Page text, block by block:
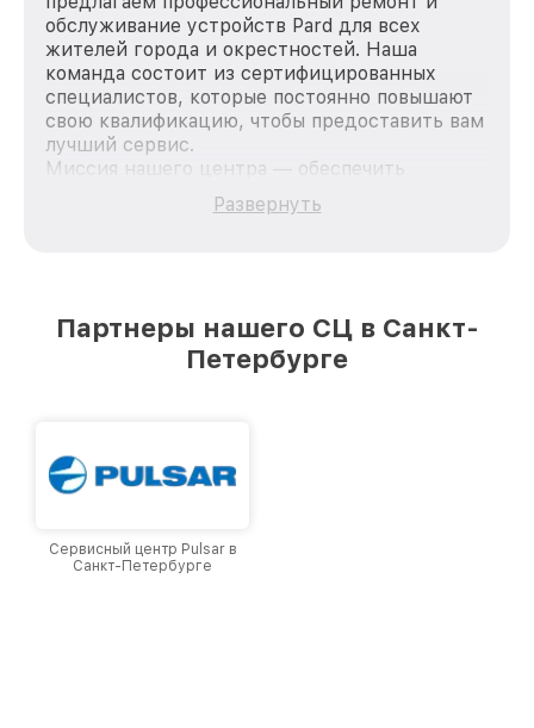
обслуживание устройств Pard для всех
жителей города и окрестностей. Наша
команда состоит из сертифицированных
специалистов, которые постоянно повышают
свою квалификацию, чтобы предоставить вам
лучший сервис.
Миссия нашего центра — обеспечить
качественный и доступный ремонт для
каждого пользователя продукции Pard, вне
лучшим сервисным центром Pard в городе
Санкт-Петербурге, постоянно повышая
Развернуть
Партнеры нашего СЦ в Санкт-
Петербурге
Сервисный центр Pulsar в
Санкт-Петербурге